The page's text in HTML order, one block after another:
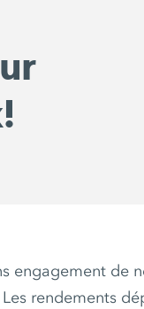
engagement
rendements